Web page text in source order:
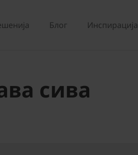
Блог Инспирација
сива